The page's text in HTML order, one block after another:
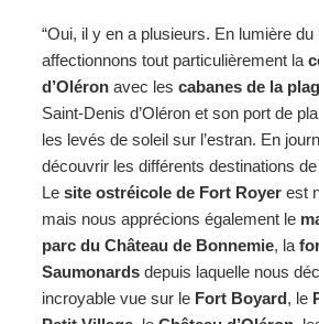
“Oui, il y en a plusieurs. En lumière du
affectionnons tout particulièrement la
d’Oléron avec les cabanes de la
Saint-Denis d’Oléron et son port de
les levés de soleil sur l’estran. En
découvrir les différents destinations de
Le site ostréicole de Fort Royer est
mais nous apprécions également le
parc du Château de Bonnemie, la
Saumonards depuis laquelle nous
incroyable vue sur le Fort Boyard, le